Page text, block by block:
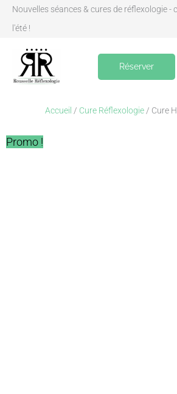
Aller
contenu
Nouvelles séances & cures de réflexologie
l'été !
Réserver
Accueil / Cure Réflexologie/ Cure
Promo !